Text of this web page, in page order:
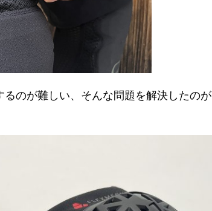
るのが難しい、そんな問題を解決したのが